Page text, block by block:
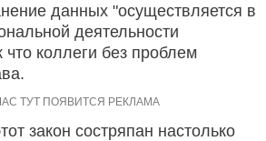
данных "осуществляется в
деятельности
что коллеги без проблем
закон состряпан настолько